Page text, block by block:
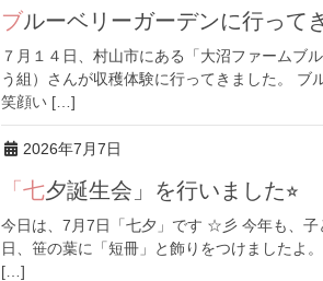
ブルーベリーガーデンに行って
７月１４日、村山市にある「大沼ファームブ
う組）さんが収穫体験に行ってきました。
笑顔い […]
2026年7月7日
「七夕誕生会」を行いました⭐︎
今日は、7月7日「七夕」です ☆彡 今年も、
日、笹の葉に「短冊」と飾りをつけました
[…]